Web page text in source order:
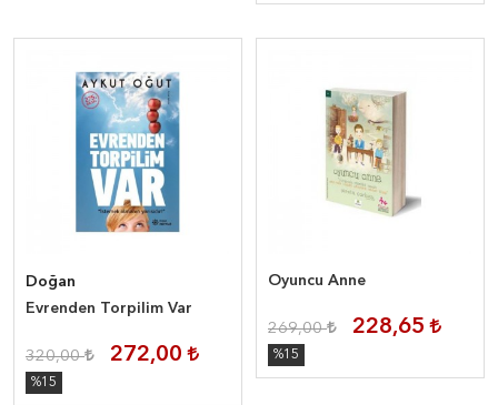
Doğan
Evrenden Torpilim Var
320,00 272,00
%15
Oyuncu Anne
269,00 228,65
%15